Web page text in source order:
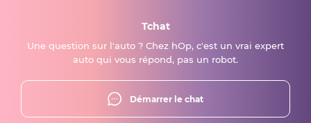
Tchat
Une question sur l'auto ? Chez hOp, c'est un vrai expert
auto qui vous répond, pas un robot.
Démarrer le chat